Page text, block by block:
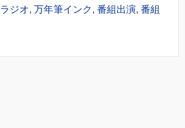
ラジオ, 万年筆インク, 番組出演, 番組